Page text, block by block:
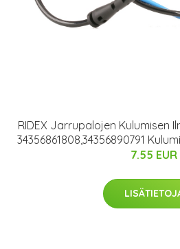
RIDEX Jarrupalojen Kulumisen
34356861808,34356890791
7.55 EUR